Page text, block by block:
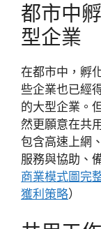
都市中
型企業
在都市中，孵
些企業也已經
的大型企業。
然更願意在共
包含高速上網
服務與協助、
商業模式圖完
獲利策略）